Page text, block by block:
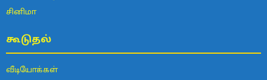
சினிமா
கூடுதல்
வீடியோக்கள்